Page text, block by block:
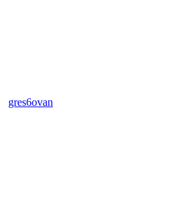
gres6ovan